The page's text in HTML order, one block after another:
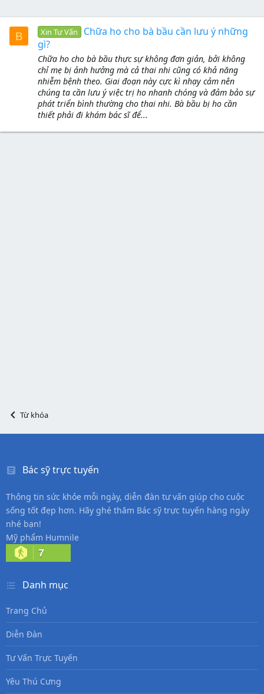
B Xin Tư Vấn
Chữa ho cho bà bầu cần lưu ý những
gì?
Chữa ho cho bà bầu thực sự không đơn giản, bởi không
chỉ mẹ bị ảnh hưởng mà cả thai nhi cũng có khả năng
nhiễm bệnh theo. Giai đoạn này cực kì nhạy cảm nên
chúng ta cần lưu ý việc trị ho nhanh chóng và đảm bảo sự
phát triển bình thường cho thai nhi. Bà bầu bị ho cần
thiết phải đi khám bác sĩ để...
Từ khóa
Bác sỹ trực tuyến
Thông tin sức khỏe mỗi ngày, diễn đàn tư vấn giúp cho cuộc
sống tốt đẹp hơn. Hãy ghé thăm Bác sỹ trực tuyến hàng ngày
nhé bạn!
Mỹ phẩm Humnile
7
Danh mục
Trang Chủ
Diễn Đàn
Tư Vấn Trực Tuyến
Yêu Thú Cưng